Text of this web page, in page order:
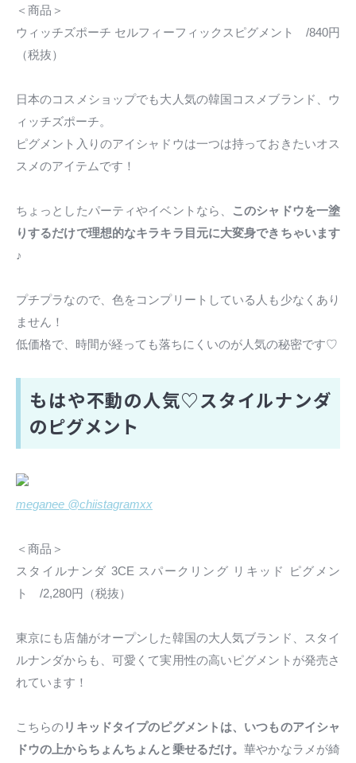
＜商品＞
ウィッチズポーチ セルフィーフィックスピグメント /840円
（税抜）
日本のコスメショップでも大人気の韓国コスメブランド、ウ
ィッチズポーチ。
ピグメント入りのアイシャドウは一つは持っておきたいオス
スメのアイテムです！
ちょっとしたパーティやイベントなら、
このシャドウを一塗
りするだけで理想的なキラキラ目元に大変身できちゃいます
♪
プチプラなので、色をコンプリートしている人も少なくあり
ません！
低価格で、時間が経っても落ちにくいのが人気の秘密です♡
もはや不動の人気♡スタイルナンダ
のピグメント
meganee @chiistagramxx
＜商品＞
スタイルナンダ 3CE スパークリング リキッド ピグメン
ト /2,280円（税抜）
東京にも店舗がオープンした韓国の大人気ブランド、スタイ
ルナンダからも、可愛くて実用性の高いピグメントが発売さ
れています！
こちらのリキッドタイプのピグメントは、いつものアイシャ
ドウの上からちょんちょんと乗せるだけ。華やかなラメが綺